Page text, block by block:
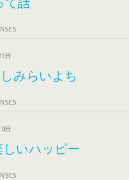
日
しみらいよち
日
しいハッピー